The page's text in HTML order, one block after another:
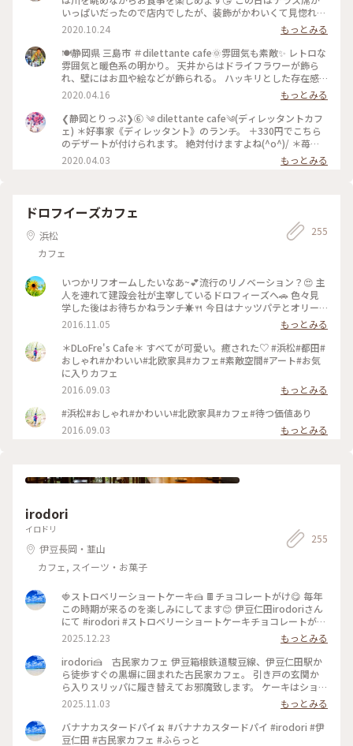
いっぱいだったので店内でしたが、装飾がかわいくて見惚れて
しまいました💕 注文したのは、あさりときのこのトマトクリ
ームパスタランチ🍝 前菜が意外とボリューミーで、パスタま
で全部食べられるか不安でしたが、パスタが濃厚で美味しくて
美味しくて、結局ペロリでした😋 今度はデザートも頼んでみ
たいなあ💓 #dilettantecafe #パスタ #三島
2020.10.24
もっとみる
🍽静岡県 三島市 ＃dilettante cafe🌞雰囲気も素敵✨ レトロな
雰囲気と暖色系の明かり。 天井からはドライフラワーが飾ら
れ、壁にはお皿や絵などが飾られる。 ハッキリとした存在感
のある装飾も、日常と違う場所で違う時間を過ごしていると感
じさせてくれる素敵な“店内の”お店です😊 🔹🔸🔹🐤🔸🔹🔸🐦
🔹🔸🔹🐤🔸🔹🔸 Ripさんをお連れした、静岡県観光大使のゆき
たかです🤣 富士山の雪解け水が地中で濾過され流れる清流 源
兵衛川🗻 この川を川床として作られたテラス席は、外に出て
気持ちの良い季節には格別の気持ちよさと開放感を楽しめます
(*´︶`*) が！！ 残念ながら雨でした💦 店内の装飾も素敵な、
フェ #カフェ #わたしの街 #旅の思い出
2020.04.16
もっとみる
❮静岡とりっぷ❯⑥ ༄ dilettante cafe༄(ディレッタントカフ
ェ) ＊好事家《ディレッタント》のランチ。 ＋330円でこちら
のデザートが付けられます。 絶対付けますよね(^o^)/ ＊苺の
チーズケーキ ＊チョコケーキ 折角の機会なので、半分ずつで
頂きました。 もちろん美味し～♡ 大大大満足のランチでした
う時は、テラス席で頂きたいと思います🍀( ¨̮ ) #ことりっぷ静
岡 #静岡ランチ #dilettante cafe #ディレッタントカフェ #素
2020.04.03 もっとみる
ドロフイーズカフェ
浜松
カフェ
255
いつかリフオームしたいなあ~💕流行のリノベーション？😍 主
人を連れて建設会社が主宰しているドロフィーズへ🚗 色々見
学した後はお待ちかねランチ☀🍴 今日はナッツパテとオリー
ブペーストと ボロニアソーセージのサラディエール ￥1,180を
頂きました💕 これにフォッカチャがつきます🎵 食べきれない
ほどの量に新鮮なお野菜❗身体が喜ぶメニューばかりです
(’-’*)♪ いつか素敵なリノベーション‼出来ると良いなあ(*^^*)
#ずっと好きな味#秋ごはん#ランチ#ドライブ#野菜#健康#スロ
2016.11.05
もっとみる
＊DLoFre's Cafe＊ すべてが可愛い。癒された♡ #浜松#都田#
おしゃれ#かわいい#北欧家具#カフェ#素敵空間#アート#お気
に入りカフェ
2016.09.03
もっとみる
#浜松#おしゃれ#かわいい#北欧家具#カフェ#待つ価値あり
2016.09.03
もっとみる
irodori
イロドリ
伊豆長岡・韮山
カフェ, スイーツ・お菓子
255
🍓ストロベリーショートケーキ🍰 🍫チョコレートがけ😋 毎年
この時期が来るのを楽しみにしてます😊 伊豆仁田irodoriさん
にて #irodori #ストロベリーショートケーキチョコレートがけ
#ストロベリーショートケーキ #伊豆仁田 #スィーツ #jun_flat
2025.12.23
もっとみる
irodori🍰 古民家カフェ 伊豆箱根鉄道駿豆線、伊豆仁田駅か
ら徒歩すぐの黒塀に囲まれた古民家カフェ。 引き戸の玄関か
ら入りスリッパに履き替えてお邪魔致します。 ケーキはショー
ウインドーから選べます 僕が開店時間10時行くのは、食べた
いケーキが手作りのため売り切れる事も多いので。 #irodori #
伊豆仁田駅 #伊豆箱根鉄道 #古民家カフェ #スィーツ #jun_flat
2025.11.03
もっとみる
バナナカスタードパイ🍌 #バナナカスタードパイ #irodori #伊
豆仁田 #古民家カフェ #ふらっと